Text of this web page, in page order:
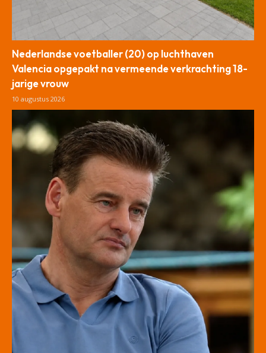
Nederlandse voetballer (20) op luchthaven
Valencia opgepakt na vermeende verkrachting 18-
jarige vrouw
10 augustus 2026